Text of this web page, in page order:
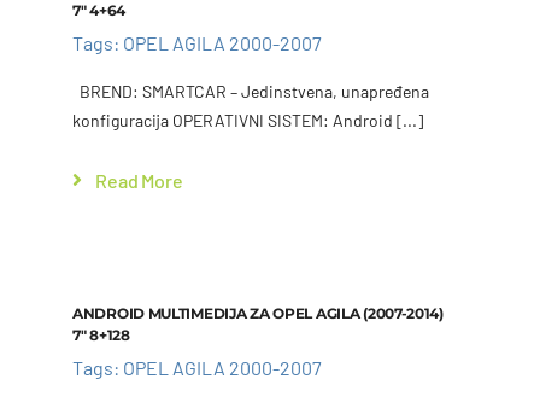
7″ 4+64
Tags: OPEL AGILA 2000-2007
BREND: SMARTCAR – Jedinstvena, unapređena
konfiguracija OPERATIVNI SISTEM: Android [...]
Read More
ANDROID MULTIMEDIJA ZA OPEL AGILA (2007-2014)
7″ 8+128
Tags: OPEL AGILA 2000-2007